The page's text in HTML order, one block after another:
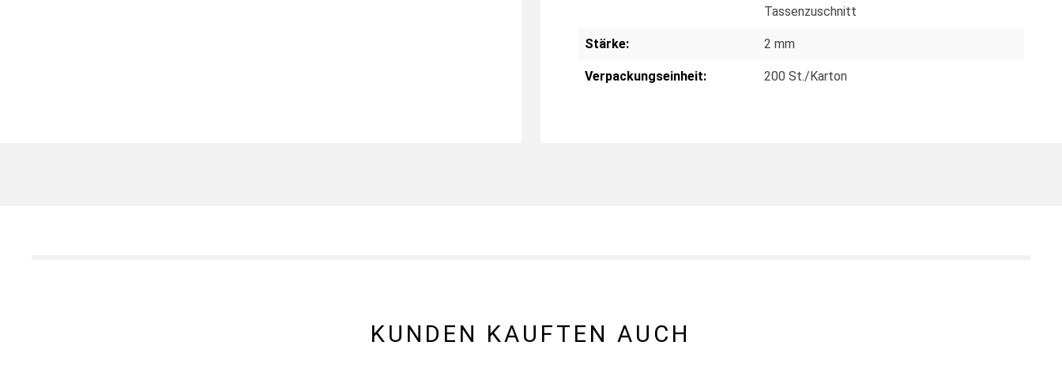
Tassenzuschnitt
Stärke: 2 mm
Verpackungseinheit: 200 St./Karton
KUNDEN KAUFTEN AUCH